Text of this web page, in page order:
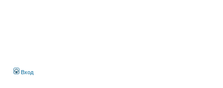
Вход